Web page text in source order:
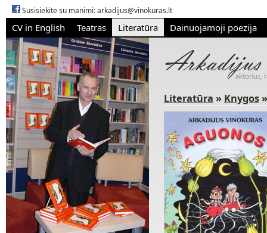
Susisiekite su manimi:arkadijus@vinokuras.lt
CV in English Teatras Literatūra Dainuojamoji poezija
Literatūra » Knygos